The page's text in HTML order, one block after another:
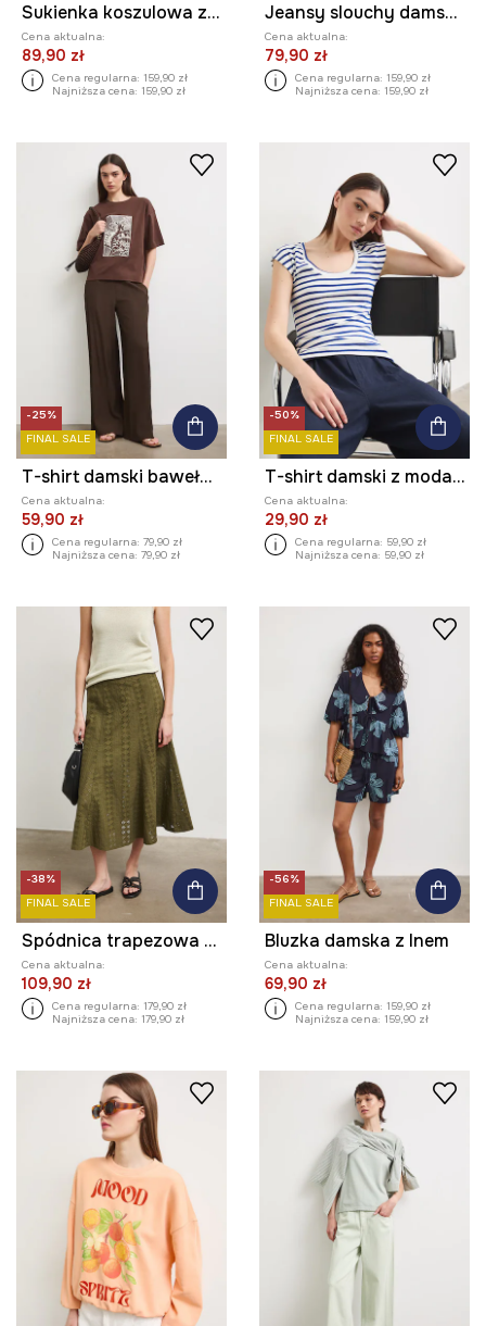
Sukienka koszulowa z lnem gładka
Cena aktualna:
89,90 zł
Cena regularna: 159,90 zł
Najniższa cena: 159,90 zł
Jeansy slouchy damskie high waist
Cena aktualna:
79,90 zł
Cena regularna: 159,90 zł
Najniższa cena: 159,90 zł
-25%
FINAL SALE
T-shirt damski bawełniany
Cena aktualna:
59,90 zł
Cena regularna: 79,90 zł
Najniższa cena: 79,90 zł
-50%
FINAL SALE
T-shirt damski z modalem w paski
Cena aktualna:
29,90 zł
Cena regularna: 59,90 zł
Najniższa cena: 59,90 zł
-38%
FINAL SALE
Spódnica trapezowa bawełniana
Cena aktualna:
109,90 zł
Cena regularna: 179,90 zł
Najniższa cena: 179,90 zł
-56%
FINAL SALE
Bluzka damska z lnem
Cena aktualna:
69,90 zł
Cena regularna: 159,90 zł
Najniższa cena: 159,90 zł